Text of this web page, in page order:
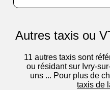
Autres taxis ou
11 autres taxis sont
ou résidant sur Ivry-
uns ... Pour plus de
taxis de